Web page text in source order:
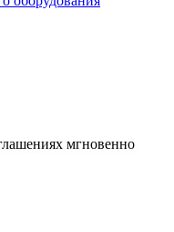
мгновенно